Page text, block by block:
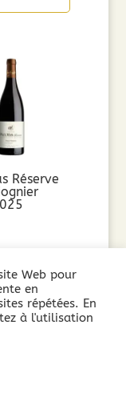
Réserve
au
Web pour
en
répétées. En
à l'utilisation